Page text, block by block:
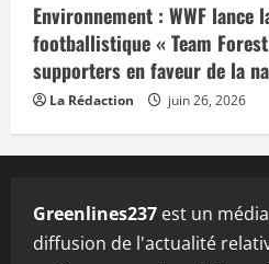
Environnement : WWF lance
footballistique « Team
supporters en faveur de la
La Rédaction juin 26, 2026
Greenlines237 est un
diffusion de l'actualité